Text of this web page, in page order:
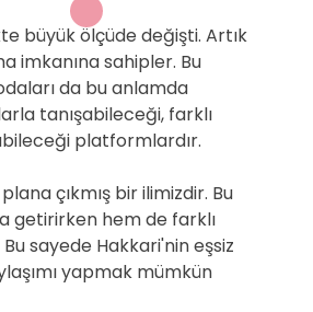
büyük ölçüde değişti. Artık
imkanına sahipler. Bu
da bu anlamda
tanışabileceği, farklı
platformlardır.
çıkmış bir ilimizdir. Bu
getirirken hem de farklı
sayede Hakkari'nin eşsiz
yapmak mümkün